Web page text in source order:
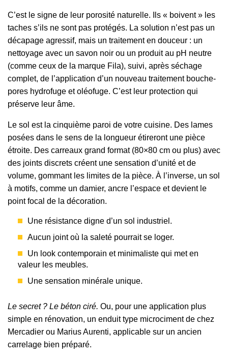
C’est le signe de leur porosité naturelle. Ils « boivent » les
taches s’ils ne sont pas protégés. La solution n’est pas un
décapage agressif, mais un traitement en douceur : un
nettoyage avec un savon noir ou un produit au pH neutre
(comme ceux de la marque Fila), suivi, après séchage
complet, de l’application d’un nouveau traitement bouche-
pores hydrofuge et oléofuge. C’est leur protection qui
préserve leur âme.
Le sol est la cinquième paroi de votre cuisine. Des lames
posées dans le sens de la longueur étireront une pièce
étroite. Des carreaux grand format (80×80 cm ou plus) avec
des joints discrets créent une sensation d’unité et de
volume, gommant les limites de la pièce. À l’inverse, un sol
à motifs, comme un damier, ancre l’espace et devient le
point focal de la décoration.
Une résistance digne d’un sol industriel.
Aucun joint où la saleté pourrait se loger.
Un look contemporain et minimaliste qui met en
valeur les meubles.
Une sensation minérale unique.
Le secret ? Le béton ciré. Ou, pour une application plus
simple en rénovation, un enduit type microciment de chez
Mercadier ou Marius Aurenti, applicable sur un ancien
carrelage bien préparé.